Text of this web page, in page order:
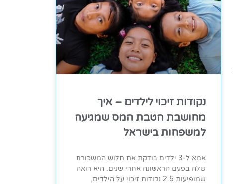
נקודות זיכוי לילדים – איך
מחושבת הטבת המס שמגיעה
למשפחות בישראל
אמא ל-3 ילדים בודקת את תלוש המשכורת
שלה בפעם הראשונה אחרי שנים. היא רואה
שמופיעות 2.5 נקודות זיכוי על הילדים,